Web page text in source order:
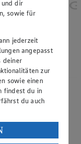
und dir
sowie für
jederzeit
angepasst
deiner
zur
sowie einen
findest du in
du auch
Daten in den